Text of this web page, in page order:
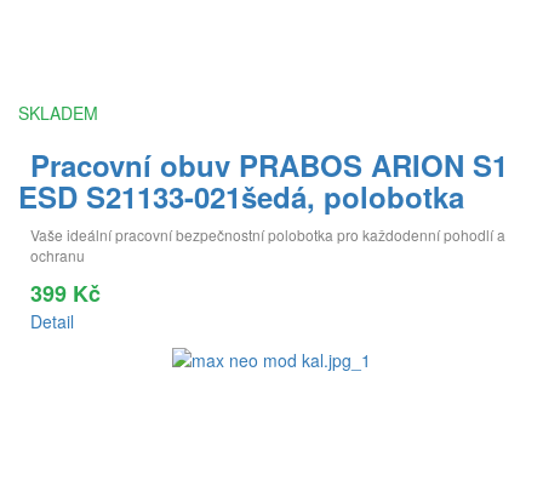
SKLADEM
Pracovní obuv PRABOS ARION S1
ESD S21133-021šedá, polobotka
Vaše ideální pracovní bezpečnostní polobotka pro každodenní pohodlí a
ochranu
399 Kč
Detail